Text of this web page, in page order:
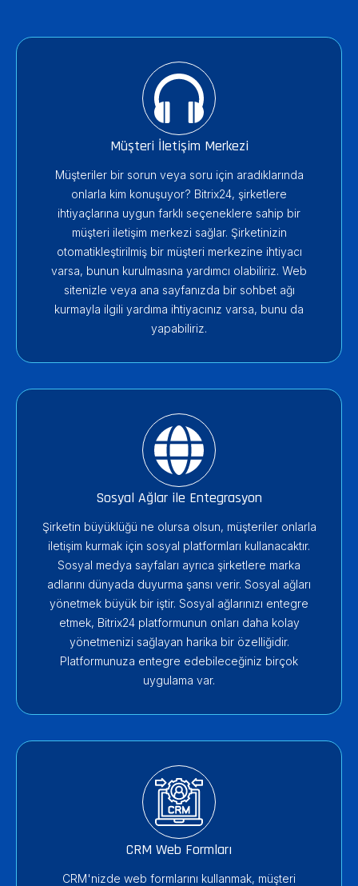
Müşteri İletişim Merkezi
Müşteriler bir sorun veya soru için aradıklarında
onlarla kim konuşuyor? Bitrix24, şirketlere
ihtiyaçlarına uygun farklı seçeneklere sahip bir
müşteri iletişim merkezi sağlar. Şirketinizin
otomatikleştirilmiş bir müşteri merkezine ihtiyacı
varsa, bunun kurulmasına yardımcı olabiliriz. Web
sitenizle veya ana sayfanızda bir sohbet ağı
kurmayla ilgili yardıma ihtiyacınız varsa, bunu da
yapabiliriz.
Sosyal Ağlar ile Entegrasyon
Şirketin büyüklüğü ne olursa olsun, müşteriler onlarla
iletişim kurmak için sosyal platformları kullanacaktır.
Sosyal medya sayfaları ayrıca şirketlere marka
adlarını dünyada duyurma şansı verir. Sosyal ağları
yönetmek büyük bir iştir. Sosyal ağlarınızı entegre
etmek, Bitrix24 platformunun onları daha kolay
yönetmenizi sağlayan harika bir özelliğidir.
Platformunuza entegre edebileceğiniz birçok
uygulama var.
CRM Web Formları
CRM'nizde web formlarını kullanmak, müşteri